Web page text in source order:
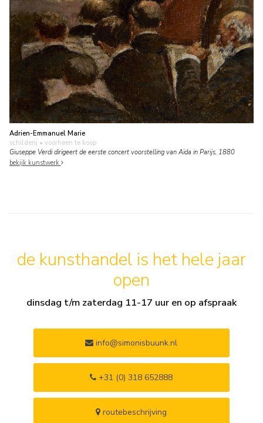
Adrien-Emmanuel Marie
schilderij • voorheen te koop
Giuseppe Verdi dirigeert de eerste concert voorstelling van Aïda in Parijs, 1880
bekijk kunstwerk
de kunsthandel is het hele jaar
open
dinsdag t/m zaterdag 11-17 uur en op afspraak
info@simonisbuunk.nl
+31 (0) 318 652888
routebeschrijving